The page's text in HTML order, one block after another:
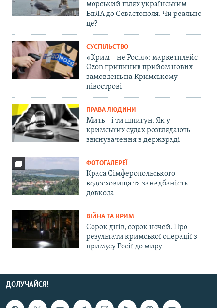
морський шлях українським
БпЛА до Севастополя. Чи реально
це?
СУСПІЛЬСТВО
«Крим – не Росія»: маркетплейс
Ozon припинив прийом нових
замовлень на Кримському
півострові
ПРАВА ЛЮДИНИ
Мить – і ти шпигун. Як у
кримських судах розглядають
звинувачення в держзраді
ФОТОГАЛЕРЕЇ
Краса Сімферопольського
водосховища та занедбаність
довкола
ВІЙНА ТА КРИМ
Сорок днів, сорок ночей. Про
результати кримської операції з
примусу Росії до миру
ДОЛУЧАЙСЯ!